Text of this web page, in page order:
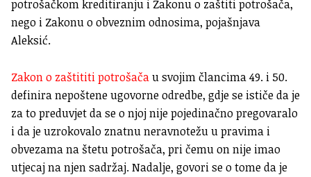
potrošačkom kreditiranju i Zakonu o zaštiti potrošača,
nego i Zakonu o obveznim odnosima, pojašnjava
Aleksić.
Zakon o zaštititi potrošačau svojim člancima 49. i 50.
definira nepoštene ugovorne odredbe, gdje se ističe da je
za to preduvjet da se o njoj nije pojedinačno pregovaralo
i da je uzrokovalo znatnu neravnotežu u pravima i
obvezama na štetu potrošača, pri čemu on nije imao
utjecaj na njen sadržaj. Nadalje, govori se o tome da je